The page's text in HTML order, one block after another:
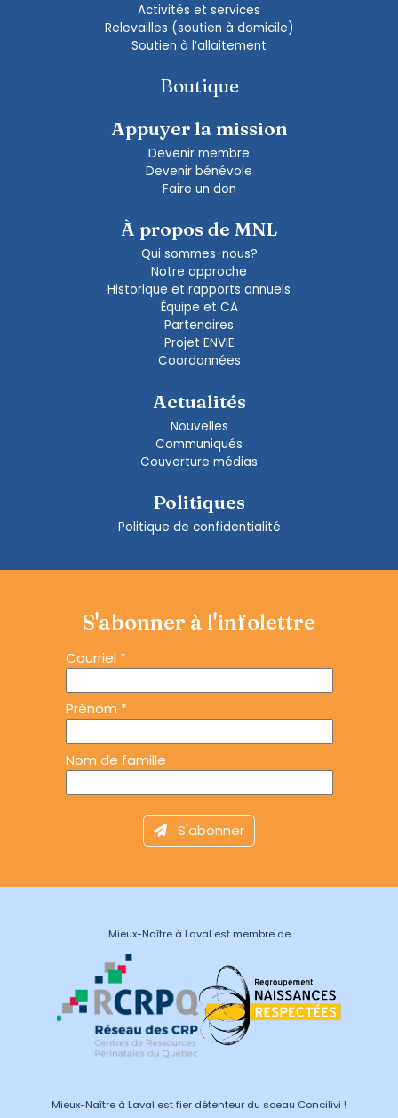
Activités et services
Relevailles (soutien à domicile)
Soutien à l’allaitement
Boutique
Appuyer la mission
Devenir membre
Devenir bénévole
Faire un don
À propos de MNL
Qui sommes-nous?
Notre approche
Historique et rapports annuels
Équipe et CA
Partenaires
Projet ENVIE
Coordonnées
Actualités
Nouvelles
Communiqués
Couverture médias
Politiques
Politique de confidentialité
S'abonner à l'infolettre
Courriel *
Prénom *
Nom de famille
Mieux-Naître à Laval est membre de
Mieux-Naître à Laval est fier détenteur du sceau Concilivi !